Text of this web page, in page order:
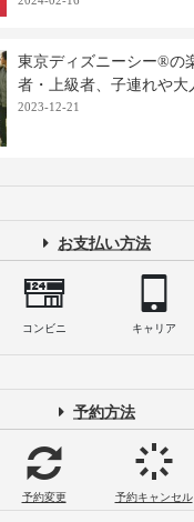
東京ディズニーシー®の
者・上級者、子連れや大
2023-12-21
お支払い方法
コンビニ キャリア
予約方法
予約変更 予約キャンセル